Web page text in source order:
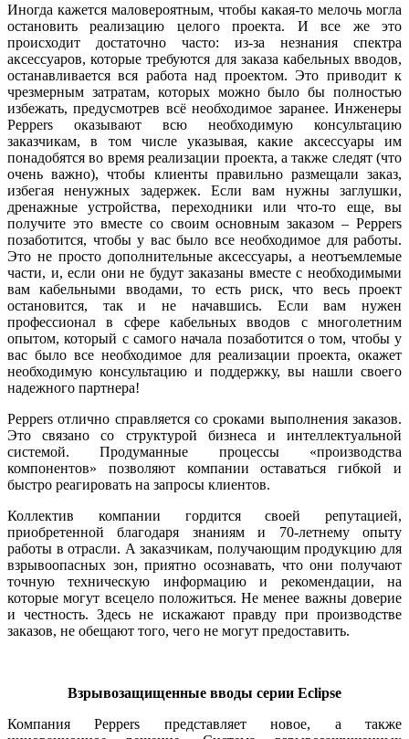
Иногда кажется маловероятным, чтобы какая-то мелочь могла
остановить реализацию целого проекта. И все же это
происходит достаточно часто: из-за незнания спектра
аксессуаров, которые требуются для заказа кабельных вводов,
останавливается вся работа над проектом. Это приводит к
чрезмерным затратам, которых можно бы­ло бы полностью
избежать, предусмотрев всё необходимое заранее. Инженеры
Peppers оказывают всю необходимую консультацию
заказчикам, в том числе указывая, какие аксессуары им
понадобятся во время реализации проекта, а также следят (что
очень важно), чтобы клиенты правильно размещали заказ,
избегая ненужных задержек. Если вам нужны заглушки,
дренажные устройства, переходники или что-то еще, вы
получите это вместе со своим основным заказом – Peppers
позаботится, чтобы у вас бы­ло все необходимое для работы.
Это не просто дополнительные аксессуары, а неотъемлемые
части, и, если они не будут заказаны вместе с необходимыми
вам кабельными вводами, то есть риск, что весь проект
остановится, так и не начавшись. Если вам нужен
профессионал в сфере кабельных вводов с многолетним
опытом, который с самого начала позаботится о том, чтобы у
вас бы­ло все необходимое для реализации проекта, окажет
необходимую консультацию и поддержку, вы нашли своего
надежного партнера!
Peppers отлично справляется со сроками выполнения заказов.
Это связано со структурой бизнеса и интеллектуальной
системой. Продуманные процессы «производства
компонентов» позволяют компании оставаться гибкой и
быстро реагировать на запросы клиентов.
Коллектив компании гордится своей репутацией,
приобретенной благодаря знаниям и 70‑летнему опыту
работы в отрасли. А заказчикам, получающим продукцию для
взрывоопасных зон, приятно осознавать, что они получают
точную техническую информацию и рекомендации, на
которые могут всецело положиться. Не менее важны доверие
и честность. Здесь не искажают правду при производстве
заказов, не обещают то­го, че­го не могут предоставить.
Взрывозащищенные вводы серии Eclipse
Компания Peppers представляет новое, а также